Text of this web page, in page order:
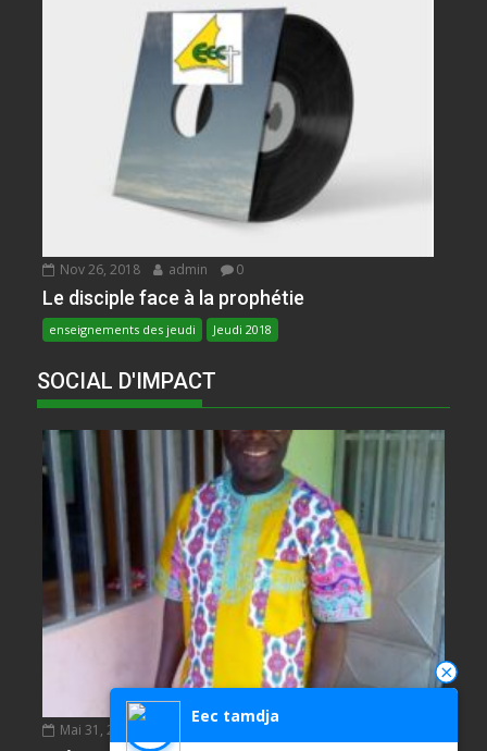
Nov 26, 2018 admin 0
Le disciple face à la prophétie
enseignements des jeudi Jeudi 2018
SOCIAL D'IMPACT
Mai 31, 2020 NDIE SADIE ZACHARIE
Eec tamdja